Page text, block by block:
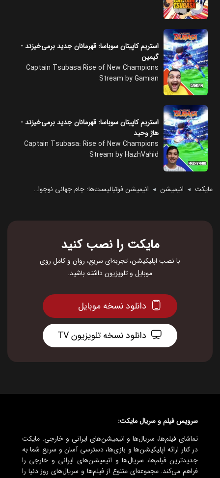
مایکت ◄ انیمیشن ◄ انیمیشن فوتبالیست‌ها: جام جهانی نوجوانان
استریم کاپیتان سوباسا: قهرمانان جدید برمی‌خیزند -
گیمین
Captain Tsubasa Rise of New Champions
Stream by Gamian
استریم کاپیتان سوباسا: قهرمانان جدید برمی‌خیزند -
هاژ وحید
Captain Tsubasa: Rise of New Champions
Stream by HazhVahid
مایکت را نصب کنید
با نصب اپلیکیشن، تجربه‌ای سریع، روان و کامل روی
موبایل و تلویزیون داشته باشید.
دانلود نسخه موبایل
دانلود نسخه تلویزیون TV
سرویس فیلم و سریال مایکت:
تماشای فیلم‌ها، سریال‌ها و انیمیشن‌های ایرانی و خارجی. مایکت
در کنار ارائه اپلیکیشن‌ها و بازی‌ها، دسترسی آسان و سریع شما به
جدیدترین فیلم‌ها، سریال‌ها و انیمیشن‌های ایرانی و خارجی را
فراهم می‌کند. مجموعه‌ای متنوع از فیلم‌ها و سریال‌های روز دنیا را